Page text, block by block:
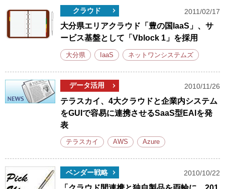
クラウド 2011/02/17
大分県エリアクラウド「豊の国IaaS」、サ
ービス基盤として「Vblock 1」を採用
大分県 IaaS ネットワンシステムズ
データ活用 2010/11/26
テラスカイ、4大クラウドと企業内システム
をGUIで容易に連携させるSaaS型EAIを発
表
テラスカイ AWS Azure
ベンダー戦略 2010/10/22